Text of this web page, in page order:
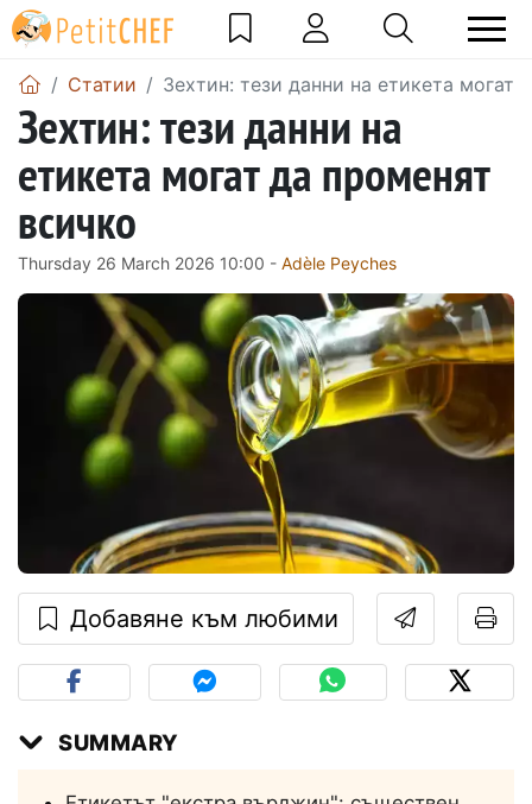
Статии Зехтин: тези данни на етикета могат
Зехтин: тези данни на
етикета могат да променят
всичко
Thursday 26 March 2026 10:00 - Adèle Peyches
Добавяне към любими
SUMMARY